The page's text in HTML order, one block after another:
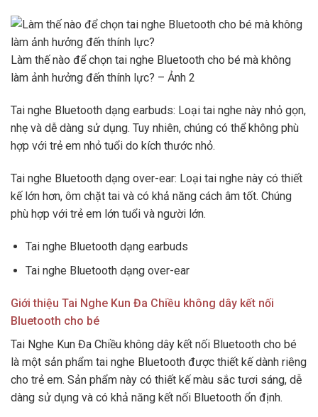
Làm thế nào để chọn tai nghe Bluetooth cho bé mà không
làm ảnh hưởng đến thính lực? – Ảnh 2
Tai nghe Bluetooth dạng earbuds: Loại tai nghe này nhỏ gọn,
nhẹ và dễ dàng sử dụng. Tuy nhiên, chúng có thể không phù
hợp với trẻ em nhỏ tuổi do kích thước nhỏ.
Tai nghe Bluetooth dạng over-ear: Loại tai nghe này có thiết
kế lớn hơn, ôm chặt tai và có khả năng cách âm tốt. Chúng
phù hợp với trẻ em lớn tuổi và người lớn.
Tai nghe Bluetooth dạng earbuds
Tai nghe Bluetooth dạng over-ear
Giới thiệu Tai Nghe Kun Đa Chiều không dây kết nối
Bluetooth cho bé
Tai Nghe Kun Đa Chiều không dây kết nối Bluetooth cho bé
là một sản phẩm tai nghe Bluetooth được thiết kế dành riêng
cho trẻ em. Sản phẩm này có thiết kế màu sắc tươi sáng, dễ
dàng sử dụng và có khả năng kết nối Bluetooth ổn định.